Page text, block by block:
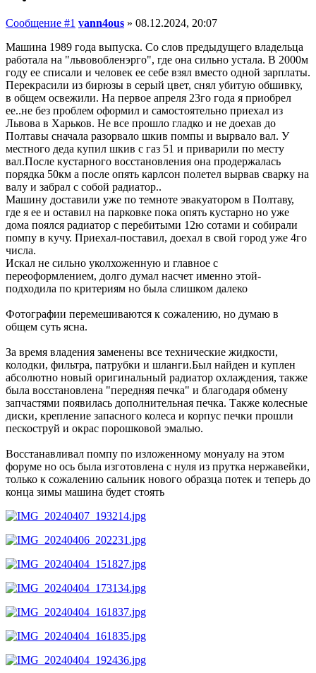
Сообщение #1 vann4ous » 08.12.2024, 20:07
Машина 1989 года выпуска. Со слов предыдущего владельца
работала на "львовобленэрго", где она сильно устала. В 2000м
году ее списали и человек ее себе взял вместо одной зарплаты.
Перекрасили из бирюзы в серый цвет, снял убитую обшивку,
в общем освежили. На первое апреля 23го года я приобрел
ее..не без проблем оформил и самостоятельно приехал из
Львова в Харьков. Не все прошло гладко и не доехав до
Полтавы сначала разорвало шкив помпы и вырвало вал. У
местного деда купил шкив с газ 51 и приварили по месту
вал.После кустарного восстановления она продержалась
порядка 50км а после опять карлсон полетел вырвав сварку на
валу и забрал с собой радиатор..
Машину доставили уже по темноте эвакуатором в Полтаву,
где я ее и оставил на парковке пока опять кустарно но уже
дома поялся радиатор с перебитыми 12ю сотами и собирали
помпу в кучу. Приехал-поставил, доехал в свой город уже 4го
числа.
Искал не сильно уколхоженную и главное с
переоформлением, долго думал насчет именно этой-
подходила по критериям но была слишком далеко
Фотографии перемешиваются к сожалению, но думаю в
общем суть ясна.
За время владения заменены все технические жидкости,
колодки, фильтра, патрубки и шланги.Был найден и куплен
абсолютно новый оригинальный радиатор охлаждения, также
была восстановлена "передняя печка" и благодаря обмену
запчастями появилась дополнительная печка. Также колесные
диски, крепление запасного колеса и корпус печки прошли
пескоструй и окрас порошковой эмалью.
Восстанавливал помпу по изложенному монуалу на этом
форуме но ось была изготовлена с нуля из прутка нержавейки,
только к сожалению сальник нового образца потек и теперь до
конца зимы машина будет стоять